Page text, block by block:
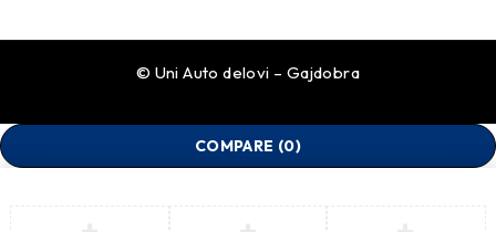
© Uni Auto delovi – Gajdobra
COMPARE (0)